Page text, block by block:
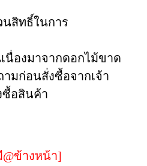
นสิทธิ์ในการ
นื่องมาจากดอกไม้ขาด
มก่อนสั่งซื้อจากเจ้า
ซื้อสินค้า
@ข้างหน้า]